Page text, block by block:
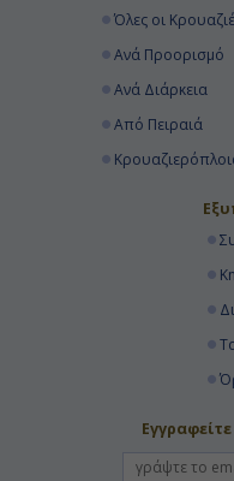
Όλες οι
Ανά Προορισμό
Ανά Διάρκεια
Από Πειραιά